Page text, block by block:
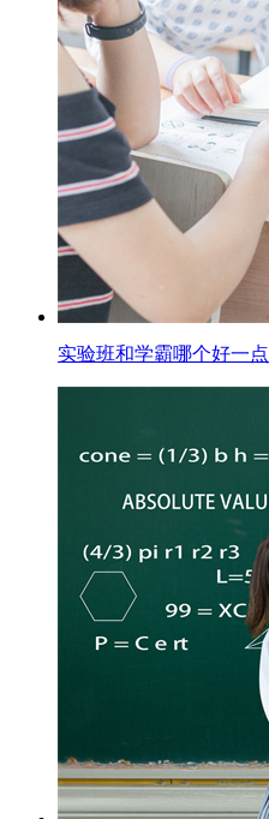
实验班和学霸哪个好一点